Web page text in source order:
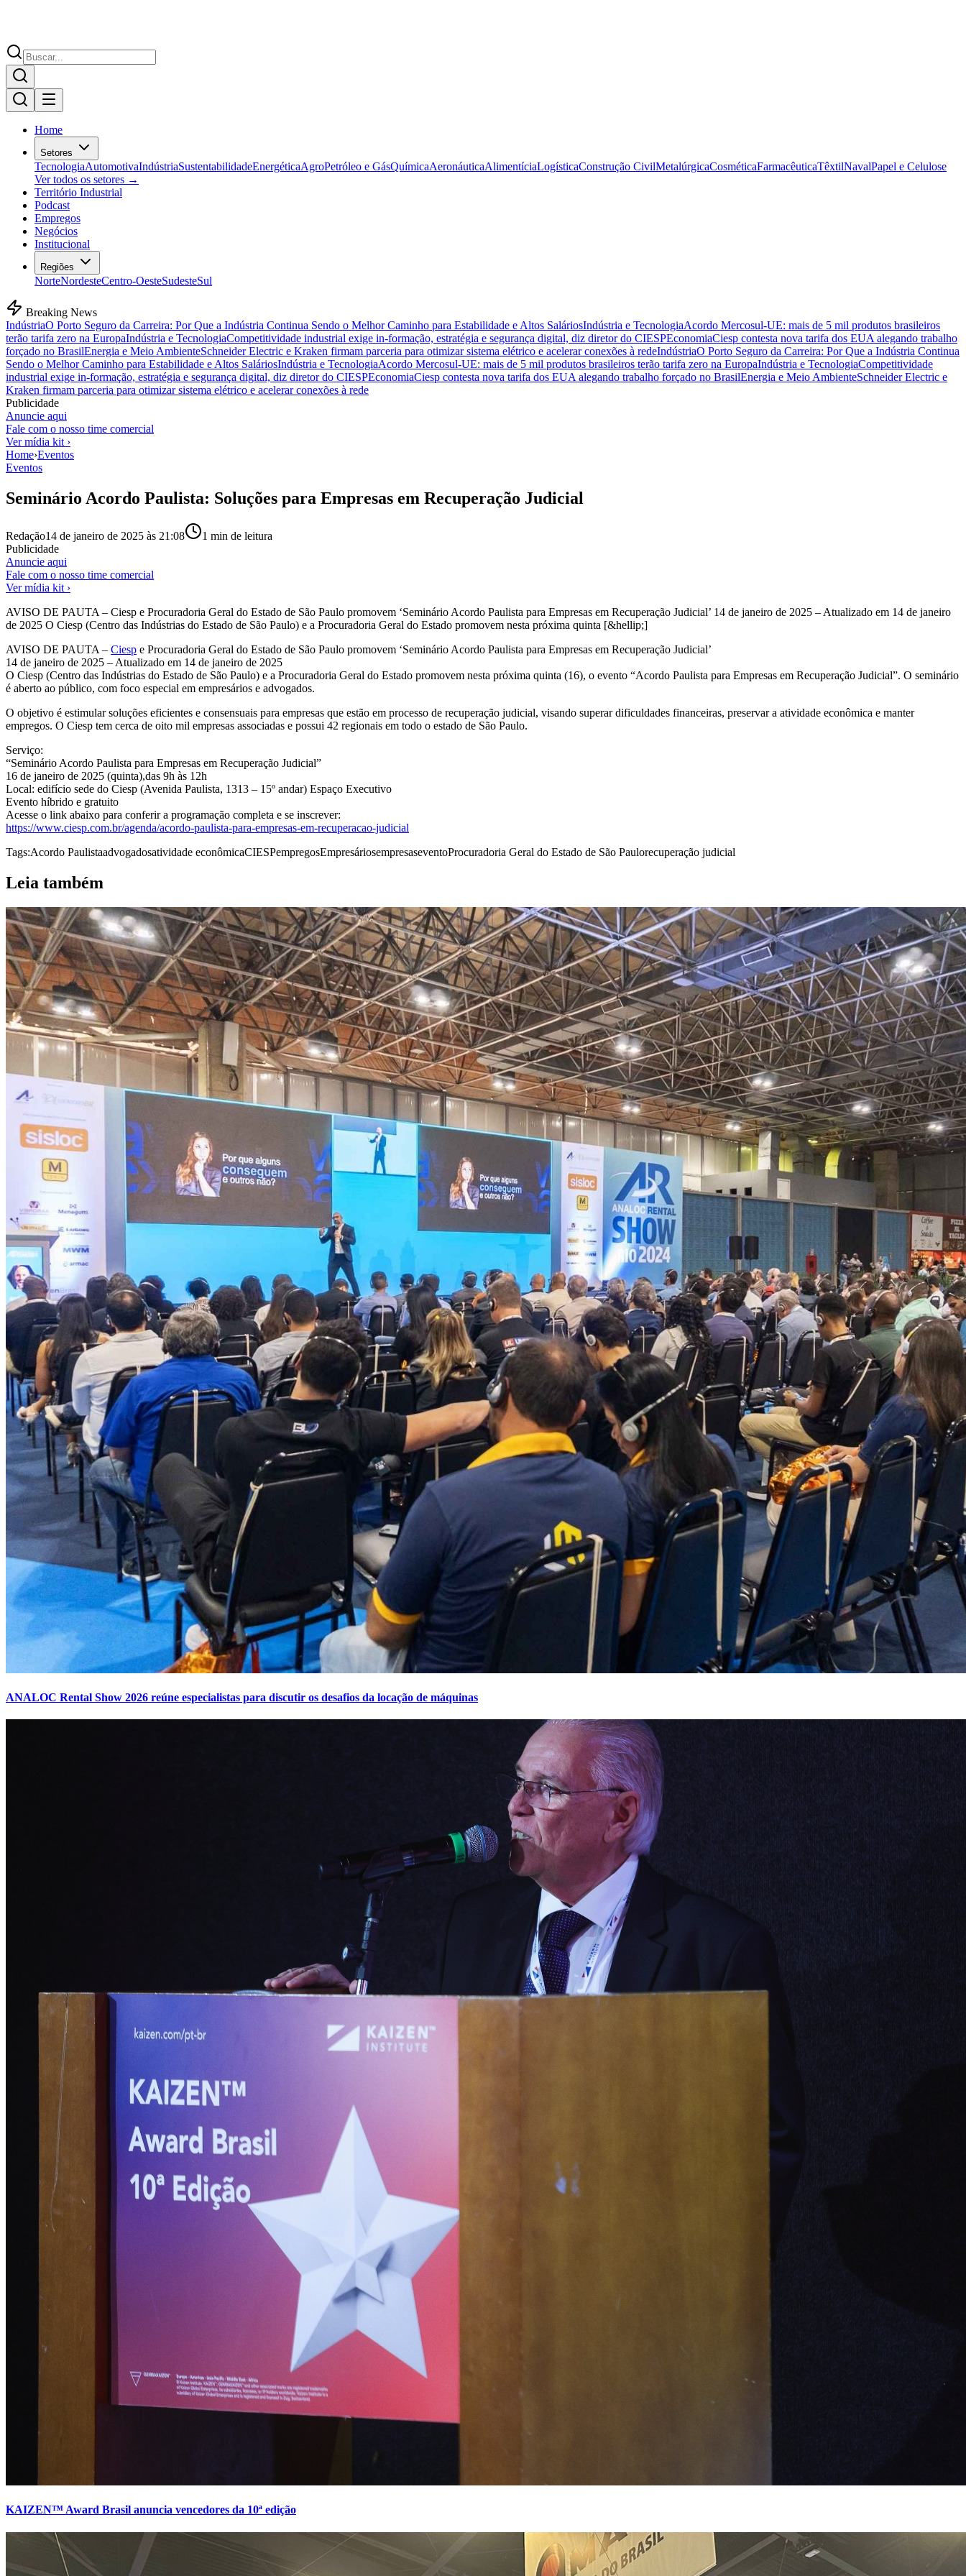
Home
Setores
TecnologiaAutomotivaIndústriaSustentabilidadeEnergéticaAgroPetróleo e GásQuímicaAeronáuticaAlimentíciaLogísticaConstrução CivilMetalúrgicaCosméticaFarmacêuticaTêxtilNavalPapel e Celulose
Ver todos os setores →
Território Industrial
Podcast
Empregos
Negócios
Institucional
Regiões
NorteNordesteCentro-OesteSudesteSul
Breaking News
IndústriaO Porto Seguro da Carreira: Por Que a Indústria Continua Sendo o Melhor Caminho para Estabilidade e Altos SaláriosIndústria e TecnologiaAcordo Mercosul-UE: mais de 5 mil produtos brasileiros
terão tarifa zero na EuropaIndústria e TecnologiaCompetitividade industrial exige in-formação, estratégia e segurança digital, diz diretor do CIESPEconomiaCiesp contesta nova tarifa dos EUA alegando trabalho
forçado no BrasilEnergia e Meio AmbienteSchneider Electric e Kraken firmam parceria para otimizar sistema elétrico e acelerar conexões à redeIndústriaO Porto Seguro da Carreira: Por Que a Indústria Continua
Sendo o Melhor Caminho para Estabilidade e Altos SaláriosIndústria e TecnologiaAcordo Mercosul-UE: mais de 5 mil produtos brasileiros terão tarifa zero na EuropaIndústria e TecnologiaCompetitividade
industrial exige in-formação, estratégia e segurança digital, diz diretor do CIESPEconomiaCiesp contesta nova tarifa dos EUA alegando trabalho forçado no BrasilEnergia e Meio AmbienteSchneider Electric e
Kraken firmam parceria para otimizar sistema elétrico e acelerar conexões à rede
Publicidade
Anuncie aqui
Fale com o nosso time comercial
Ver mídia kit ›
Home›Eventos
Eventos
Seminário Acordo Paulista: Soluções para Empresas em Recuperação Judicial
Redação14 de janeiro de 2025 às 21:08 1 min de leitura
Publicidade
Anuncie aqui
Fale com o nosso time comercial
Ver mídia kit ›
AVISO DE PAUTA – Ciesp e Procuradoria Geral do Estado de São Paulo promovem ‘Seminário Acordo Paulista para Empresas em Recuperação Judicial’ 14 de janeiro de 2025 – Atualizado em 14 de janeiro
de 2025 O Ciesp (Centro das Indústrias do Estado de São Paulo) e a Procuradoria Geral do Estado promovem nesta próxima quinta [&hellip;]
AVISO DE PAUTA – Ciesp e Procuradoria Geral do Estado de São Paulo promovem ‘Seminário Acordo Paulista para Empresas em Recuperação Judicial’
14 de janeiro de 2025 – Atualizado em 14 de janeiro de 2025
O Ciesp (Centro das Indústrias do Estado de São Paulo) e a Procuradoria Geral do Estado promovem nesta próxima quinta (16), o evento “Acordo Paulista para Empresas em Recuperação Judicial”. O seminário
é aberto ao público, com foco especial em empresários e advogados.
O objetivo é estimular soluções eficientes e consensuais para empresas que estão em processo de recuperação judicial, visando superar dificuldades financeiras, preservar a atividade econômica e manter
empregos. O Ciesp tem cerca de oito mil empresas associadas e possui 42 regionais em todo o estado de São Paulo.
Serviço:
“Seminário Acordo Paulista para Empresas em Recuperação Judicial”
16 de janeiro de 2025 (quinta),das 9h às 12h
Local: edifício sede do Ciesp (Avenida Paulista, 1313 – 15º andar) Espaço Executivo
Evento híbrido e gratuito
Acesse o link abaixo para conferir a programação completa e se inscrever:
https://www.ciesp.com.br/agenda/acordo-paulista-para-empresas-em-recuperacao-judicial
Tags:Acordo Paulistaadvogadosatividade econômicaCIESPempregosEmpresáriosempresaseventoProcuradoria Geral do Estado de São Paulorecuperação judicial
Leia também
ANALOC Rental Show 2026 reúne especialistas para discutir os desafios da locação de máquinas
KAIZEN™ Award Brasil anuncia vencedores da 10ª edição